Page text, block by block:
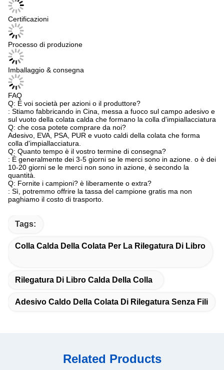
Certificazioni
Processo di produzione
Imballaggio & consegna
FAQ
Q: È voi società per azioni o il produttore?
: Stiamo fabbricando in Cina, messa a fuoco sul campo adesivo e
sul vuoto della colata calda che formano la colla d'impiallacciatura
Q: che cosa potete comprare da noi?
Adesivo, EVA, PSA, PUR e vuoto caldi della colata che forma
colla d'impiallacciatura.
Q: Quanto tempo è il vostro termine di consegna?
: È generalmente dei 3-5 giorni se le merci sono in azione. o è dei
10-20 giorni se le merci non sono in azione, è secondo la
quantità.
Q: Fornite i campioni? è liberamente o extra?
: Sì, potremmo offrire la tassa del campione gratis ma non
paghiamo il costo di trasporto.
Tags:
Colla Calda Della Colata Per La Rilegatura Di Libro
Rilegatura Di Libro Calda Della Colla
Adesivo Caldo Della Colata Di Rilegatura Senza Fili
Related Products